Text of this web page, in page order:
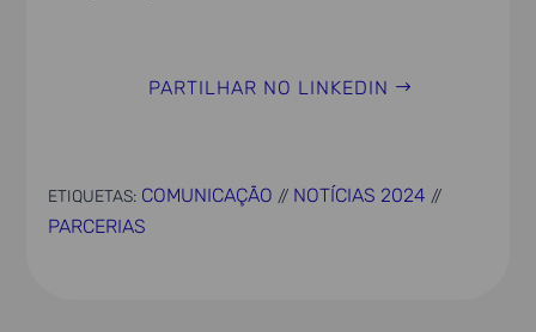
PARTILHAR NO LINKEDIN
ETIQUETAS: COMUNICAÇÃO // NOTÍCIAS 2024 //
PARCERIAS